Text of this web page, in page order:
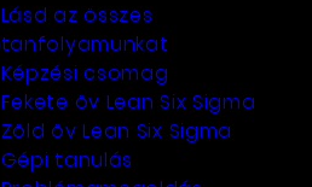
Lásd az összes
tanfolyamunkat
Képzési csomag
Fekete öv Lean Six Sigma
Zöld öv Lean Six Sigma
Gépi tanulás